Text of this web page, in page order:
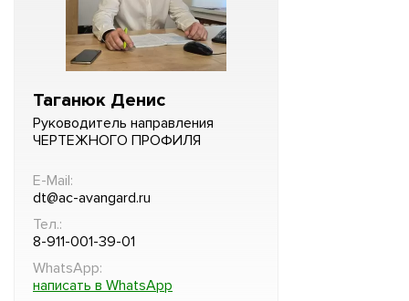
Таганюк Денис
Руководитель направления
ЧЕРТЕЖНОГО ПРОФИЛЯ
E-Mail:
dt@ac-avangard.ru
Тел.:
8-911-001-39-01
WhatsApp:
написать в WhatsApp